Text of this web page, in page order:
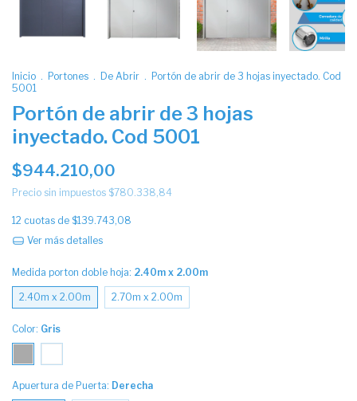
Inicio . Portones . De Abrir . Portón de abrir de 3 hojas inyectado. Cod
5001
Portón de abrir de 3 hojas
inyectado. Cod 5001
$944.210,00
Precio sin impuestos $780.338,84
12 cuotas de $139.743,08
Ver más detalles
Medida porton doble hoja: 2.40m x 2.00m
2.40m x 2.00m 2.70m x 2.00m
Color: Gris
Apuertura de Puerta: Derecha